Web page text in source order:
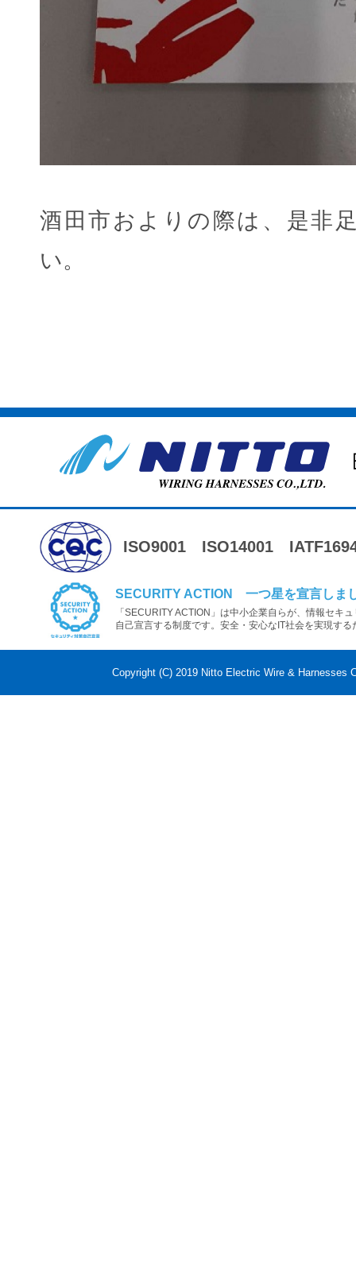
酒田市およりの際は、是非
い。
ISO9001 ISO14001
SECURITY ACTION 一つ星を宣言しま
「SECURITY ACTION」は中小企業自らが、情報セキ
自己宣言する制度です。安全・安心なIT社会を実現す
Copyright (C) 2019 Nitto Electric Wire & Harnesses